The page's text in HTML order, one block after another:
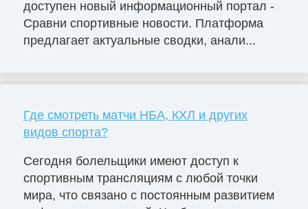
доступен новый информационный портал -
Сравни спортивные новости. Платформа
предлагает актуальные сводки, анали...
Где смотреть матчи НБА, КХЛ и других
видов спорта?
Сегодня болельщики имеют доступ к
спортивным трансляциям с любой точки
мира, что связано с постоянным развитием